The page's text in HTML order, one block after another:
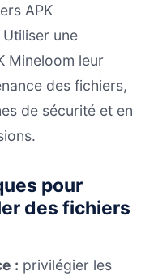
APK
une
Mineloom leur
des fichiers,
de sécurité et en
pour
des fichiers
: privilégier les